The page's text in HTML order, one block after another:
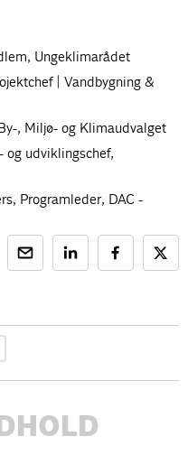
Ungeklimarådet
| Vandbygning &
, Miljø- og Klimaudvalget
og udviklingschef,
Programleder, DAC -